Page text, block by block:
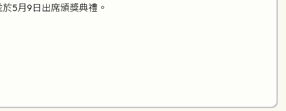
5月9日出席頒獎典禮。